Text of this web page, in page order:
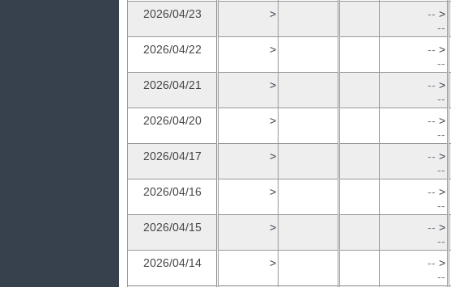
2026/04/23
> -- >
--
2026/04/22
> -- >
--
2026/04/21
> -- >
--
2026/04/20
> -- >
--
2026/04/17
> -- >
--
2026/04/16
> -- >
--
2026/04/15
> -- >
--
2026/04/14
> -- >
--